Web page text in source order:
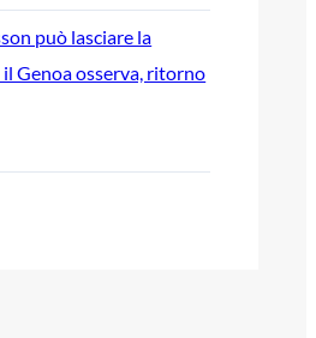
può lasciare la
Genoa osserva, ritorno